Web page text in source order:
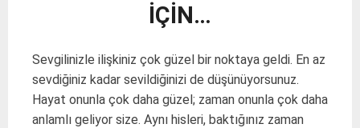
İÇİN…
Sevgilinizle ilişkiniz çok güzel bir noktaya geldi. En az
sevdiğiniz kadar sevildiğinizi de düşünüyorsunuz.
Hayat onunla çok daha güzel; zaman onunla çok daha
anlamlı geliyor size. Aynı hisleri, baktığınız zaman